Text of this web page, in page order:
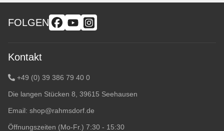
FOLGEN
Kontakt
+49 (0) 39 386 79 40 0
Die langen Stücken 8, 39615 Seehausen
Email: shop@rahmsdorf.de
Öffnungszeiten (Mo-Fr.) 7:30 - 15:30